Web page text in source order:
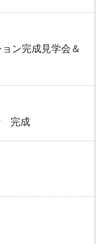
ン完成見学会＆
完成